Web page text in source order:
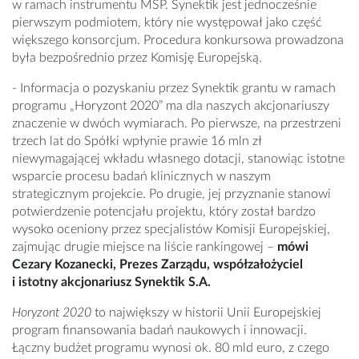
w ramach instrumentu MŚP. Synektik jest jednocześnie
pierwszym podmiotem, który nie występował jako część
większego konsorcjum. Procedura konkursowa prowadzona
była bezpośrednio przez Komisję Europejską.
- Informacja o pozyskaniu przez Synektik grantu w ramach
programu „Horyzont 2020” ma dla naszych akcjonariuszy
znaczenie w dwóch wymiarach. Po pierwsze, na przestrzeni
trzech lat do Spółki wpłynie prawie 16 mln zł
niewymagającej wkładu własnego dotacji, stanowiąc istotne
wsparcie procesu badań klinicznych w naszym
strategicznym projekcie. Po drugie, jej przyznanie stanowi
potwierdzenie potencjału projektu, który został bardzo
wysoko oceniony przez specjalistów Komisji Europejskiej,
zajmując drugie miejsce na liście rankingowej – mówi
Cezary Kozanecki, Prezes Zarządu, współzałożyciel
i istotny akcjonariusz Synektik S.A.
Horyzont 2020 to największy w historii Unii Europejskiej
program finansowania badań naukowych i innowacji.
Łączny budżet programu wynosi ok. 80 mld euro, z czego